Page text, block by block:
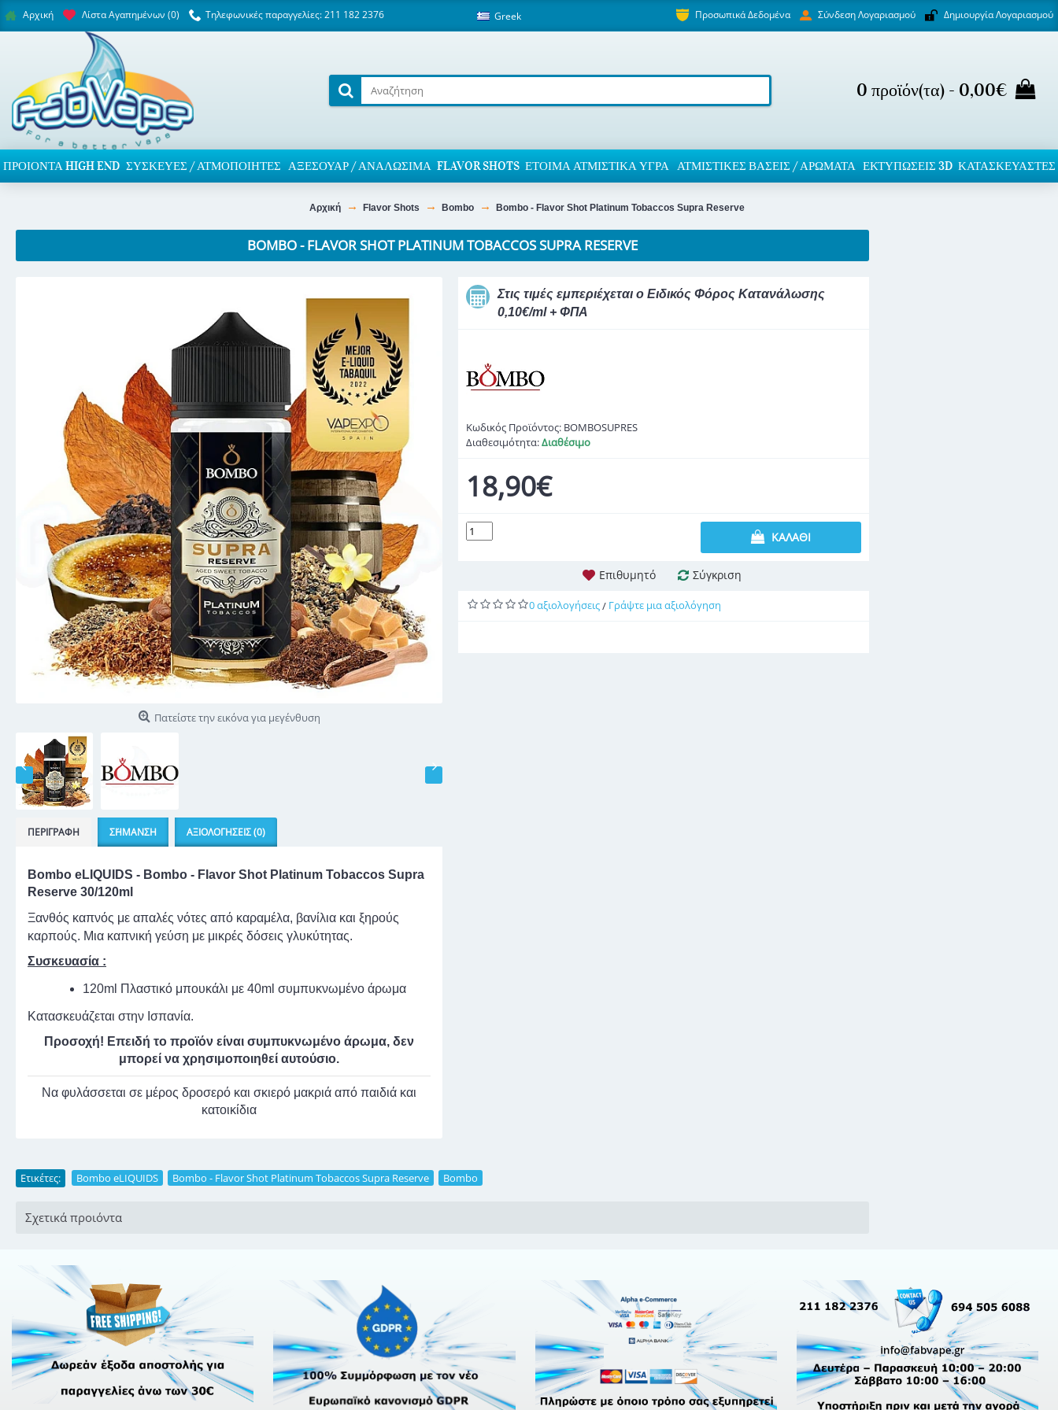
Αρχική Λίστα Αγαπημένων (0) Τηλεφωνικές παραγγελίες: 211 182 2376 Greek Προσωπικά Δεδομένα Σύνδεση Λογαριασμού Δημιουργία Λογαριασμού
0 προϊόν(τα) - 0,00€
ΠΡΟΙΌΝΤΑ HIGH END ΣΥΣΚΕΥΈΣ / ΑΤΜΟΠΟΙΗΤΈΣ ΑΞΕΣΟΥΆΡ / ΑΝΑΛΏΣΙΜΑ FLAVOR SHOTS ΈΤΟΙΜΑ ΑΤΜΙΣΤΙΚΆ ΥΓΡΆ ΑΤΜΙΣΤΙΚΈΣ ΒΆΣΕΙΣ / ΑΡΏΜΑΤΑ ΕΚΤΥΠΏΣΕΙΣ 3D ΚΑΤΑΣΚΕΥΑΣΤΕΣ
Αρχική Flavor Shots Bombo Bombo - Flavor Shot Platinum Tobaccos Supra Reserve
BOMBO - FLAVOR SHOT PLATINUM TOBACCOS SUPRA RESERVE
Πατείστε την εικόνα για μεγένθυση
ΠΕΡΙΓΡΑΦΉ Σ΄ΉΜΑΝΣΗ ΑΞΙΟΛΟΓΉΣΕΙΣ (0)
Bombo eLIQUIDS - Bombo - Flavor Shot Platinum Tobaccos Supra
Reserve 30/120ml
Ξανθός καπνός με απαλές νότες από καραμέλα, βανίλια και ξηρούς
καρπούς. Μια καπνική γεύση με μικρές δόσεις γλυκύτητας.
Συσκευασία :
120ml Πλαστικό μπουκάλι με 40ml συμπυκνωμένο άρωμα
Κατασκευάζεται στην Ισπανία.
Προσοχή! Επειδή το προϊόν είναι συμπυκνωμένο άρωμα, δεν
μπορεί να χρησιμοποιηθεί αυτούσιο.
Να φυλάσσεται σε μέρος δροσερό και σκιερό μακριά από παιδιά και
κατοικίδια
Στις τιμές εμπεριέχεται ο Ειδικός Φόρος Κατανάλωσης
0,10€/ml + ΦΠΑ
Κωδικός Προϊόντος: BOMBOSUPRES
Διαθεσιμότητα:Διαθέσιμο
18,90€
ΚΑΛΆΘΙ
Επιθυμητό Σύγκριση
0 αξιολογήσεις/ Γράψτε μια αξιολόγηση
Ετικέτες: Bombo eLIQUIDS Bombo - Flavor Shot Platinum Tobaccos Supra Reserve Bombo
Σχετικά προιόντα